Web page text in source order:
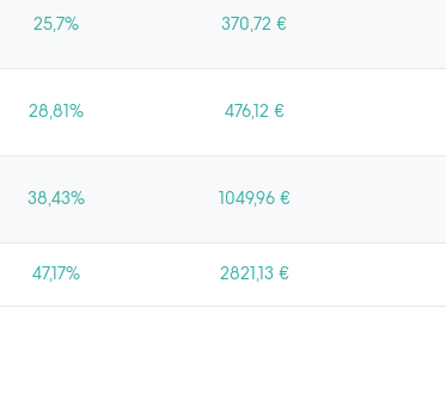
25,7% 370,72 €
28,81% 476,12 €
38,43% 1049,96 €
47,17% 2821,13 €